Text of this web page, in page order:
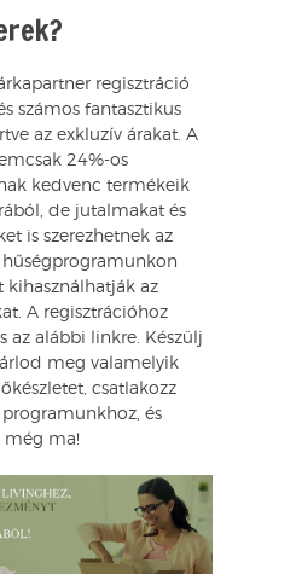
regisztráció
számos fantasztikus
az exkluzív árakat. A
24%-os
kedvenc termékeik
de jutalmakat és
is szerezhetnek az
hűségprogramunkon
kihasználhatják az
A regisztrációhoz
az alábbi linkre. Készülj
meg valamelyik
csatlakozz
programunkhoz, és
még ma!